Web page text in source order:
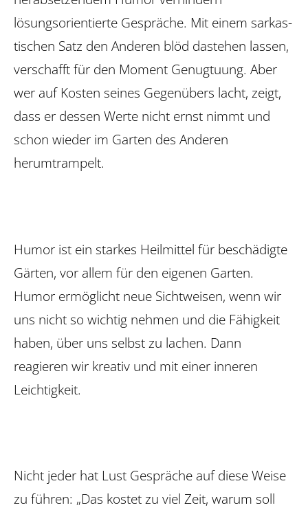
lösungsorientierte Gespräche. Mit einem sarkas­
tischen Satz den Anderen blöd dastehen lassen,
verschafft für den Moment Genugtuung. Aber
wer auf Kosten seines Gegenübers lacht, zeigt,
dass er dessen Werte nicht ernst nimmt und
schon wieder im Garten des Anderen
herumtrampelt.
Humor ist ein starkes Heilmittel für beschädigte
Gärten, vor allem für den eigenen Garten.
Humor ermöglicht neue Sicht­weisen, wenn wir
uns nicht so wichtig nehmen und die Fähigkeit
haben, über uns selbst zu lachen. Dann
reagieren wir kreativ und mit einer inneren
Leichtigkeit.
Nicht jeder hat Lust Gespräche auf diese Weise
zu führen: „Das kostet zu viel Zeit, warum soll